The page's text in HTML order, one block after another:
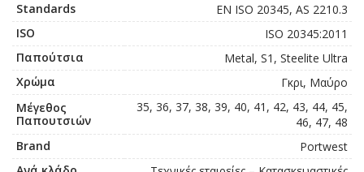
Standards
EN ISO 20345, AS 2210.3
ISO
ISO 20345:2011
Παπούτσια
Metal, S1, Steelite Ultra
Χρώμα
Γκρι, Μαύρο
Μέγεθος
Παπουτσιών
35, 36, 37, 38, 39, 40, 41, 42, 43, 44, 45,
46, 47, 48
Brand
Portwest